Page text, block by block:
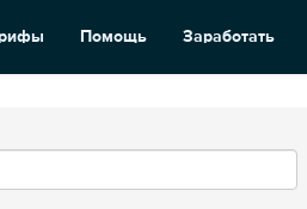
Помощь Заработать